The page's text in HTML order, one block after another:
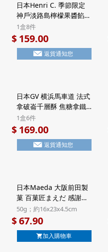
日本Henri C. 季節限定
神戶淡路島檸檬果醬餡餅
法式Financier費南雪蛋
糕 禮盒 (1盒8件)【市集
世界 - 日本市集】
1盒8件
$159.00
返貨通知您
日本GV 横浜馬車道 法式
拿破崙千層酥 焦糖拿鐵
Latte 頂級法國Valrhona
朱古力 Millefeuille酥餅
禮盒 Halal清真食品 (1盒
6件)【市集世界 - 日本市
1盒6件
$169.00
返貨通知您
日本Maeda 大阪前田製
菓 百菓匠まえだ 感謝の
句 2款日式米菓 禮盒
50g (920)【市集世界 -
日本市集】
50g；約16x23x4.5cm
$67.90
加入購物車